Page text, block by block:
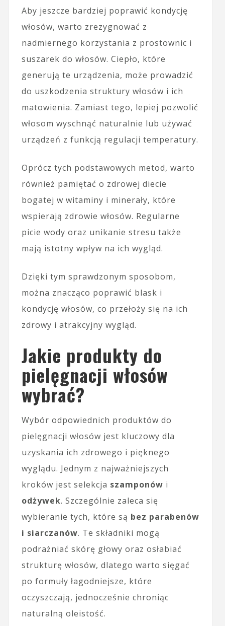
Aby jeszcze bardziej poprawić kondycję
włosów, warto zrezygnować z
nadmiernego korzystania z prostownic i
suszarek do włosów. Ciepło, które
generują te urządzenia, może prowadzić
do uszkodzenia struktury włosów i ich
matowienia. Zamiast tego, lepiej pozwolić
włosom wyschnąć naturalnie lub używać
urządzeń z funkcją regulacji temperatury.
Oprócz tych podstawowych metod, warto
również pamiętać o zdrowej diecie
bogatej w witaminy i minerały, które
wspierają zdrowie włosów. Regularne
picie wody oraz unikanie stresu także
mają istotny wpływ na ich wygląd.
Dzięki tym sprawdzonym sposobom,
można znacząco poprawić blask i
kondycję włosów, co przełoży się na ich
zdrowy i atrakcyjny wygląd.
Jakie produkty do
pielęgnacji włosów
wybrać?
Wybór odpowiednich produktów do
pielęgnacji włosów jest kluczowy dla
uzyskania ich zdrowego i pięknego
wyglądu. Jednym z najważniejszych
kroków jest selekcja szamponów i
odżywek. Szczególnie zaleca się
wybieranie tych, które są bez parabenów
i siarczanów. Te składniki mogą
podrażniać skórę głowy oraz osłabiać
strukturę włosów, dlatego warto sięgać
po formuły łagodniejsze, które
oczyszczają, jednocześnie chroniąc
naturalną oleistość.